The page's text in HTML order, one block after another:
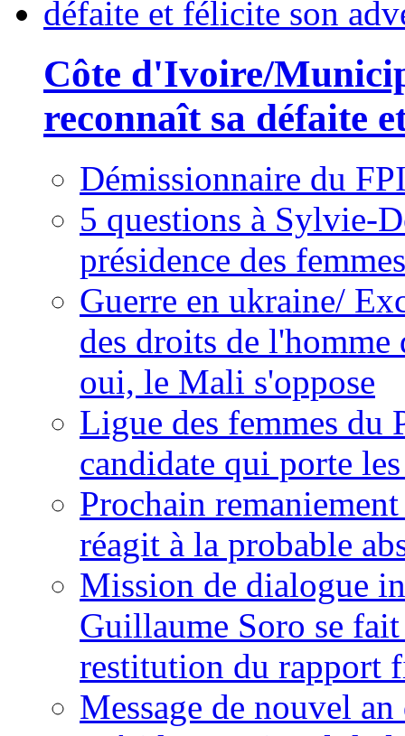
Côte d'Ivoire/
reconnaît sa défaite
Démissionnaire du
5 questions à Sylvie-
présidence des
Guerre en ukraine/
des droits de
oui, le Mali s'oppose
Ligue des femmes du
candidate qui porte
Prochain
réagit à la probable
Mission de dialogue
Guillaume Soro se
restitution du rapport
Message de nouvel